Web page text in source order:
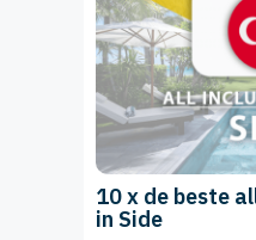
10 x de beste
in Side